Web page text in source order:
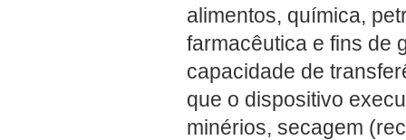
alimentos, química,
farmacêutica e fins de
capacidade de
que o dispositivo
minérios, secagem